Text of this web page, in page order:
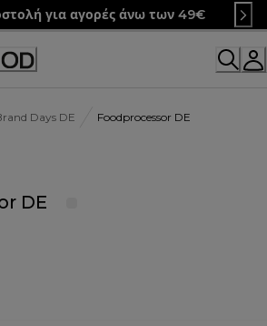
για αγορές άνω των 49€
Days DE Foodprocessor DE
DE